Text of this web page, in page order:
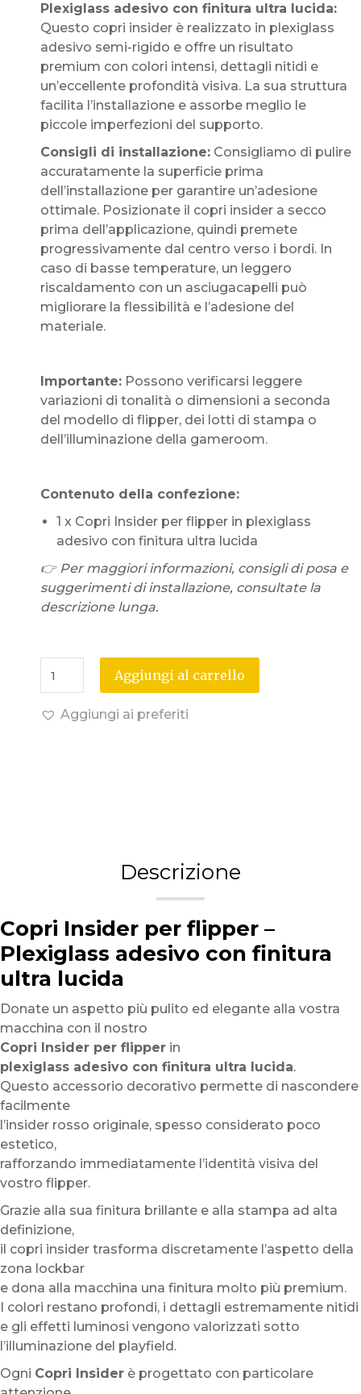
Plexiglass adesivo con finitura ultra lucida:
Questo copri insider è realizzato in plexiglass
adesivo semi-rigido e offre un risultato
premium con colori intensi, dettagli nitidi e
un’eccellente profondità visiva. La sua struttura
facilita l’installazione e assorbe meglio le
piccole imperfezioni del supporto.
Consigli di installazione: Consigliamo di pulire
accuratamente la superficie prima
dell’installazione per garantire un’adesione
ottimale. Posizionate il copri insider a secco
prima dell’applicazione, quindi premete
progressivamente dal centro verso i bordi. In
caso di basse temperature, un leggero
riscaldamento con un asciugacapelli può
migliorare la flessibilità e l’adesione del
materiale.
Importante: Possono verificarsi leggere
variazioni di tonalità o dimensioni a seconda
del modello di flipper, dei lotti di stampa o
dell’illuminazione della gameroom.
Contenuto della confezione:
1 x Copri Insider per flipper in plexiglass
adesivo con finitura ultra lucida
👉 Per maggiori informazioni, consigli di posa e
suggerimenti di installazione, consultate la
descrizione lunga.
Aggiungi al carrello
Aggiungi ai preferiti
Descrizione
Copri Insider per flipper –
Plexiglass adesivo con finitura
ultra lucida
Donate un aspetto più pulito ed elegante alla vostra
macchina con il nostro
Copri Insider per flipper in
plexiglass adesivo con finitura ultra lucida.
Questo accessorio decorativo permette di nascondere
facilmente
l’insider rosso originale, spesso considerato poco
estetico,
rafforzando immediatamente l’identità visiva del
vostro flipper.
Grazie alla sua finitura brillante e alla stampa ad alta
definizione,
il copri insider trasforma discretamente l’aspetto della
zona lockbar
e dona alla macchina una finitura molto più premium.
I colori restano profondi, i dettagli estremamente nitidi
e gli effetti luminosi vengono valorizzati sotto
l’illuminazione del playfield.
Ogni Copri Insider è progettato con particolare